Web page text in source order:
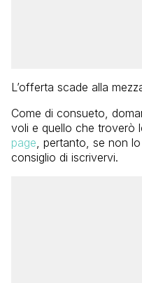
L’offerta scade alla
Come di consueto,
voli e quello che troverò
page , pertanto, se non
consiglio di iscrivervi.